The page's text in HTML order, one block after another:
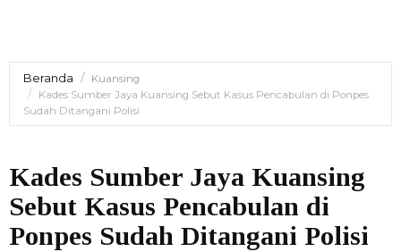
Beranda
Kuansing
Kades Sumber Jaya Kuansing Sebut Kasus Pencabulan di Ponpes
Sudah Ditangani Polisi
Kades Sumber Jaya Kuansing
Sebut Kasus Pencabulan di
Ponpes Sudah Ditangani Polisi